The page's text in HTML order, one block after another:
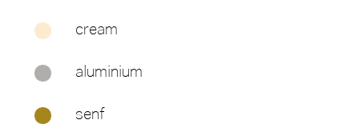
cream
aluminium
senf